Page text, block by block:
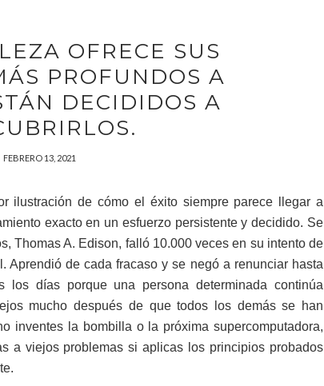
OFRECE SUS
PROFUNDOS A
DECIDIDOS A
FEBRERO 13, 2021
ilustración de cómo el éxito siempre parece llegar a
exacto en un esfuerzo persistente y decidido. Se
Thomas A. Edison, falló 10.000 veces en su intento de
Aprendió de cada fracaso y se negó a renunciar hasta
días porque una persona determinada continúa
mucho después de que todos los demás se han
inventes la bombilla o la próxima supercomputadora,
a viejos problemas si aplicas los principios probados